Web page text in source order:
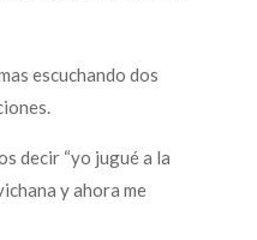
escuchando dos
decir “yo jugué a la
y ahora me